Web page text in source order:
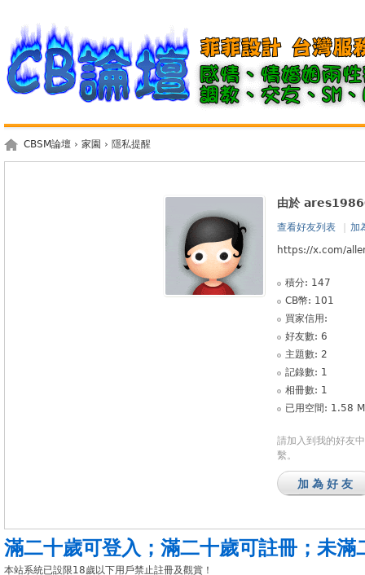
CBSM論壇 › 家園 › 隱私提醒
由於
查看好友列表
加
https://x.com/
積分: 147
CB幣: 101
買家信用:
好友數: 6
主題數: 2
記錄數: 1
相冊數: 1
已用空間: 1.58
請加入到我的好友
繫。
加為好友
滿二十歲可登入 ； 滿二十歲可註冊 ； 未滿
本站系統已設限18歲以下用戶禁止註冊及觀賞！